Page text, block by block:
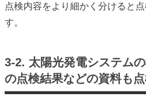
点検内容をより細かく分けると
す。
3-2. 太陽光発電システム
の点検結果などの資料も